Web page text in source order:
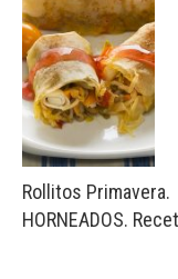
Rollitos Primavera.
HORNEADOS.